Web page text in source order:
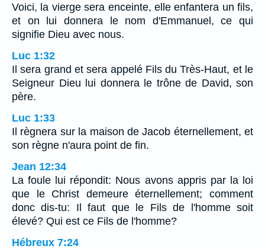
Voici, la vierge sera enceinte, elle enfantera un fils,
et on lui donnera le nom d'Emmanuel, ce qui
signifie Dieu avec nous.
Luc 1:32
Il sera grand et sera appelé Fils du Très-Haut, et le
Seigneur Dieu lui donnera le trône de David, son
père.
Luc 1:33
Il règnera sur la maison de Jacob éternellement, et
son règne n'aura point de fin.
Jean 12:34
La foule lui répondit: Nous avons appris par la loi
que le Christ demeure éternellement; comment
donc dis-tu: Il faut que le Fils de l'homme soit
élevé? Qui est ce Fils de l'homme?
Hébreux 7:24